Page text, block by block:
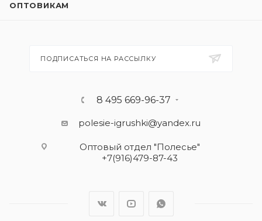
ОПТОВИКАМ
ПОДПИСАТЬСЯ НА РАССЫЛКУ
8 495 669-96-37
polesie-igrushki@yandex.ru
Оптовый отдел "Полесье"
+7(916)479-87-43